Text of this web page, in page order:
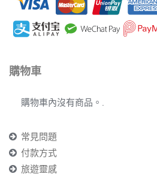
購物車
購物車內沒有商品。.
常見問題
付款方式
旅遊靈感